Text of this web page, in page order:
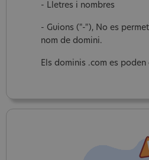
- Lletres i nombres
- Guions ("-"), No es
nom de domini.
Els dominis .com es